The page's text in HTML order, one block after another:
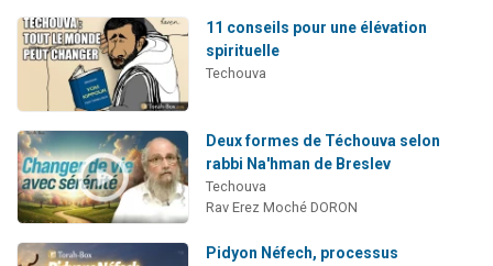
11 conseils pour une élévation
spirituelle
Techouva
Deux formes de Téchouva selon
rabbi Na'hman de Breslev
Techouva
Rav Erez Moché DORON
Pidyon Néfech, processus